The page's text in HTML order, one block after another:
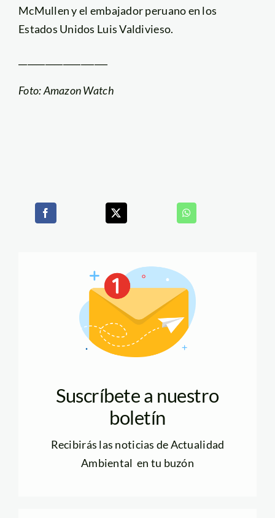
McMullen y el embajador peruano en los
Estados Unidos Luis Valdivieso.
Foto: Amazon Watch
Suscríbete a nuestro
boletín
Recibirás las noticias de Actualidad
Ambiental en tu buzón